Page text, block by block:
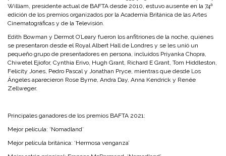
William, presidente actual de BAFTA desde 2010, estuvo ausente en la 74ª
edición de los premios organizados por la Academia Británica de las Artes
Cinematográficas y de la Televisión.
Edith Bowman y Dermot O’Leary fueron los anfitriones de la noche, quienes
se presentaron desde el Royal Albert Hall de Londres y se les unió un
pequeño grupo de presentadores en persona, incluidos Priyanka Chopra,
Chiwetel Ejiofor, Cynthia Erivo, Hugh Grant, Richard E Grant, Tom Hiddleston,
Felicity Jones, Pedro Pascal y Jonathan Pryce, mientras que desde Los
Ángeles aparecieron Rose Byrne, Andra Day, Anna Kendrick y Renée
Zellweger.
Principales ganadores de los premios BAFTA 2021:
Mejor película: ‘Nomadland’
Mejor película británica: ‘Hermosa venganza’